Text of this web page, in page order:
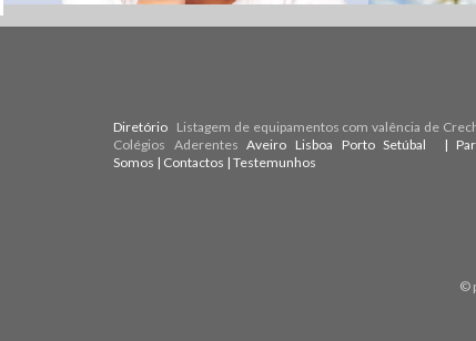
Diretório Listagem de equipamentos com valência de
Colégios Aderentes Aveiro Lisboa Porto Setúbal |
Somos | Contactos | Testemunhos
©